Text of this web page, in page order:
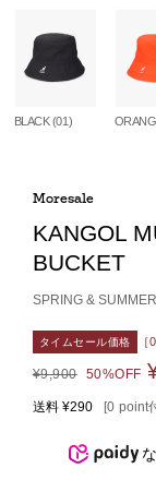
BLACK (01)
Moresale
KANGOL
BUCKET
SPRING & SUMMER
タイムセール価格
¥9,900 50%OFF
送料 ¥290 [0 point